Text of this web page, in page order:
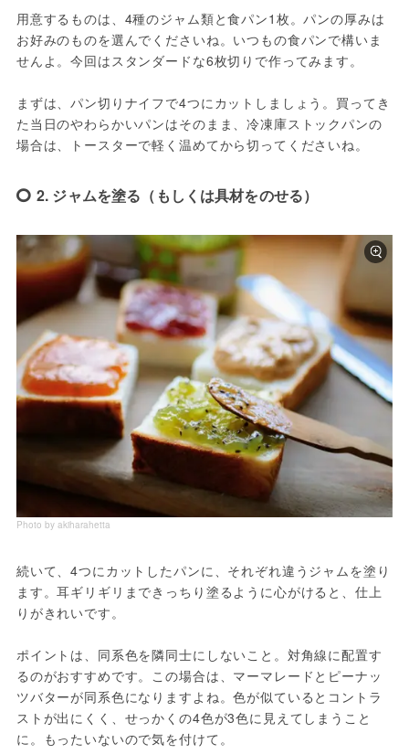
用意するものは、4種のジャム類と食パン1枚。パンの厚みは
お好みのものを選んでくださいね。いつもの食パンで構いま
せんよ。今回はスタンダードな6枚切りで作ってみます。
まずは、パン切りナイフで4つにカットしましょう。買ってき
た当日のやわらかいパンはそのまま、冷凍庫ストックパンの
場合は、トースターで軽く温めてから切ってくださいね。
2. ジャムを塗る（もしくは具材をのせる）
Photo by akiharahetta
続いて、4つにカットしたパンに、それぞれ違うジャムを塗り
ます。耳ギリギリまできっちり塗るように心がけると、仕上
りがきれいです。
ポイントは、同系色を隣同士にしないこと。対角線に配置す
るのがおすすめです。この場合は、マーマレードとピーナッ
ツバターが同系色になりますよね。色が似ているとコントラ
ストが出にくく、せっかくの4色が3色に見えてしまうこと
に。もったいないので気を付けて。